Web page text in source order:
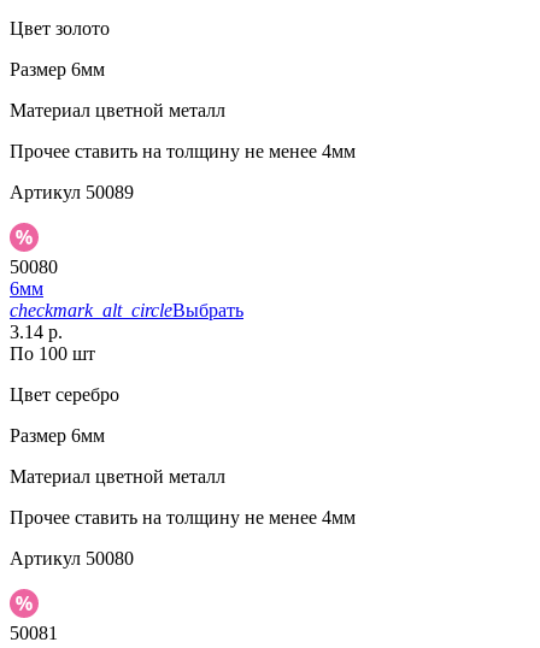
Цвет золото
Размер 6мм
Материал цветной металл
Прочее ставить на толщину не менее 4мм
Артикул 50089
50080
6мм
checkmark_alt_circleВыбрать
3.14 р.
По 100 шт
Цвет серебро
Размер 6мм
Материал цветной металл
Прочее ставить на толщину не менее 4мм
Артикул 50080
50081